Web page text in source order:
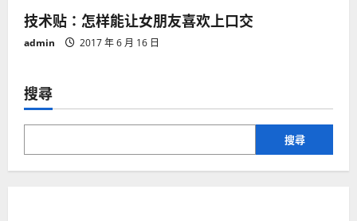
技术贴：怎样能让女朋友喜欢上口交
admin 2017 年 6 月 16 日
搜尋
搜尋